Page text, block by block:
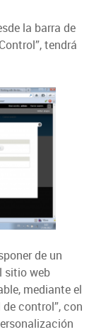
la barra de
tendrá
de un
sitio web
mediante el
control”, con